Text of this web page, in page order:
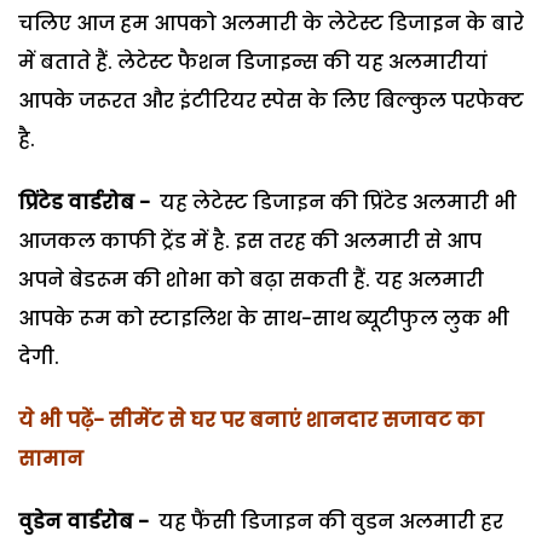
चलिए आज हम आपको अलमारी के लेटेस्ट डिजाइन के बारे
में बताते हैं. लेटेस्ट फैशन डिजाइन्स की यह अलमारीयां
आपके जरूरत और इंटीरियर स्पेस के लिए बिल्कुल परफेक्ट
है.
प्रिंटेड वार्डरोब - यह लेटेस्ट डिजाइन की प्रिंटेड अलमारी भी
आजकल काफी ट्रेंड में है. इस तरह की अलमारी से आप
अपने बेडरूम की शोभा को बढ़ा सकती हैं. यह अलमारी
आपके रूम को स्टाइलिश के साथ-साथ ब्यूटीफुल लुक भी
देगी.
ये भी पढ़ें- सीमेंट से घर पर बनाएं शानदार सजावट का
सामान
वुडेन वार्डरोब - यह फैंसी डिजाइन की वुडन अलमारी हर